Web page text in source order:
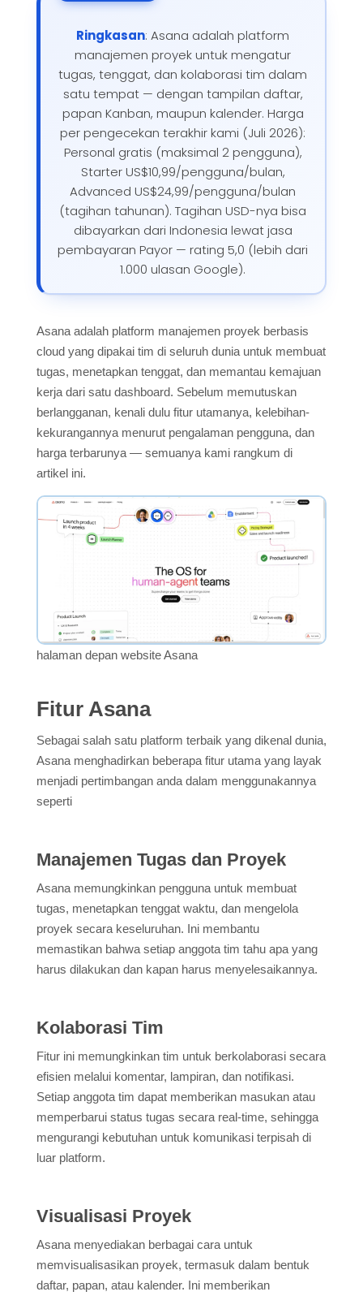
Ringkasan: Asana adalah platform
manajemen proyek untuk mengatur
tugas, tenggat, dan kolaborasi tim dalam
satu tempat — dengan tampilan daftar,
papan Kanban, maupun kalender. Harga
per pengecekan terakhir kami (Juli 2026):
Personal gratis (maksimal 2 pengguna),
Starter US$10,99/pengguna/bulan,
Advanced US$24,99/pengguna/bulan
(tagihan tahunan). Tagihan USD-nya bisa
dibayarkan dari Indonesia lewat jasa
pembayaran Payor — rating 5,0 (lebih dari
1.000 ulasan Google).
Asana adalah platform manajemen proyek berbasis
cloud yang dipakai tim di seluruh dunia untuk membuat
tugas, menetapkan tenggat, dan memantau kemajuan
kerja dari satu dashboard. Sebelum memutuskan
berlangganan, kenali dulu fitur utamanya, kelebihan-
kekurangannya menurut pengalaman pengguna, dan
harga terbarunya — semuanya kami rangkum di
artikel ini.
halaman depan website Asana
Fitur Asana
Sebagai salah satu platform terbaik yang dikenal dunia,
Asana menghadirkan beberapa fitur utama yang layak
menjadi pertimbangan anda dalam menggunakannya
seperti
Manajemen Tugas dan Proyek
Asana memungkinkan pengguna untuk membuat
tugas, menetapkan tenggat waktu, dan mengelola
proyek secara keseluruhan. Ini membantu
memastikan bahwa setiap anggota tim tahu apa yang
harus dilakukan dan kapan harus menyelesaikannya.
Kolaborasi Tim
Fitur ini memungkinkan tim untuk berkolaborasi secara
efisien melalui komentar, lampiran, dan notifikasi.
Setiap anggota tim dapat memberikan masukan atau
memperbarui status tugas secara real-time, sehingga
mengurangi kebutuhan untuk komunikasi terpisah di
luar platform.
Visualisasi Proyek
Asana menyediakan berbagai cara untuk
memvisualisasikan proyek, termasuk dalam bentuk
daftar, papan, atau kalender. Ini memberikan